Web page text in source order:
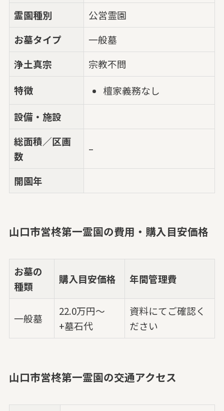
霊園種別
公営霊園
お墓タイプ
一般墓
浄土真宗
宗教不問
特徴
檀家義務なし
設備・施設
総面積／区画
数
–
開園年
山口市営柊第一霊園の費用・購入目安価格
お墓の
種類
購入目安価格 年間管理費
一般墓
22.0万円～
+墓石代
資料にてご確認く
ださい
山口市営柊第一霊園の交通アクセス